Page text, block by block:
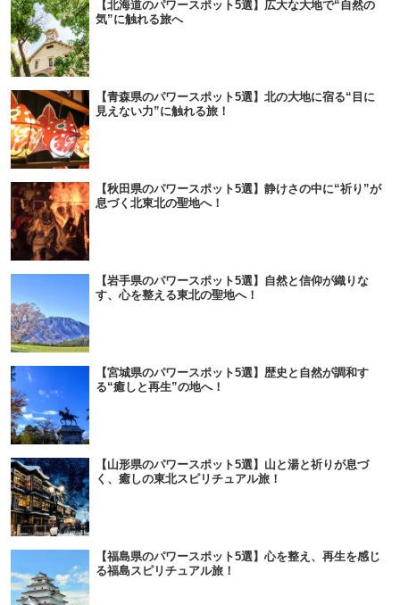
【北海道のパワースポット5選】広大な大地で“自然の
気”に触れる旅へ
【青森県のパワースポット5選】北の大地に宿る“目に
見えない力”に触れる旅！
【秋田県のパワースポット5選】静けさの中に“祈り”が
息づく北東北の聖地へ！
【岩手県のパワースポット5選】自然と信仰が織りな
す、心を整える東北の聖地へ！
【宮城県のパワースポット5選】歴史と自然が調和す
る“癒しと再生”の地へ！
【山形県のパワースポット5選】山と湯と祈りが息づ
く、癒しの東北スピリチュアル旅！
【福島県のパワースポット5選】心を整え、再生を感じ
る福島スピリチュアル旅！